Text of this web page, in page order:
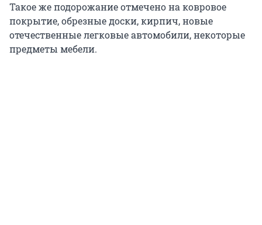
Такое же подорожание отмечено на ковровое
покрытие, обрезные доски, кирпич, новые
отечественные легковые автомобили, некоторые
предметы мебели.